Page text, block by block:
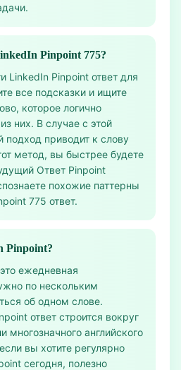
Pinpoint 775?
LinkedIn Pinpoint ответ для
все подсказки и ищите
которое логично
них. В случае с этой
подход приводит к слову
метод, вы быстрее будете
Ответ Pinpoint
похожие паттерны
775 ответ.
Pinpoint?
ежедневная
по нескольким
об одном слове.
ответ строится вокруг
многозначного английского
вы хотите регулярно
сегодня, полезно